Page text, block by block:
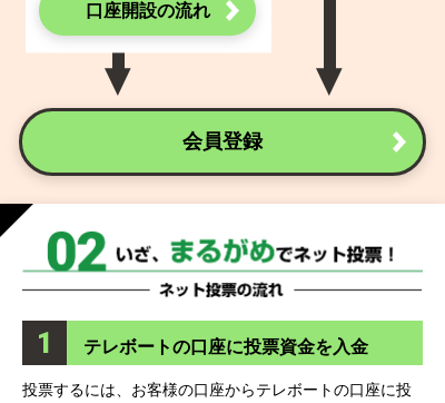
口座開設の流れ
会員登録
1 テレボートの口座に投票資金を入金
投票するには、お客様の口座からテレボートの口座に投